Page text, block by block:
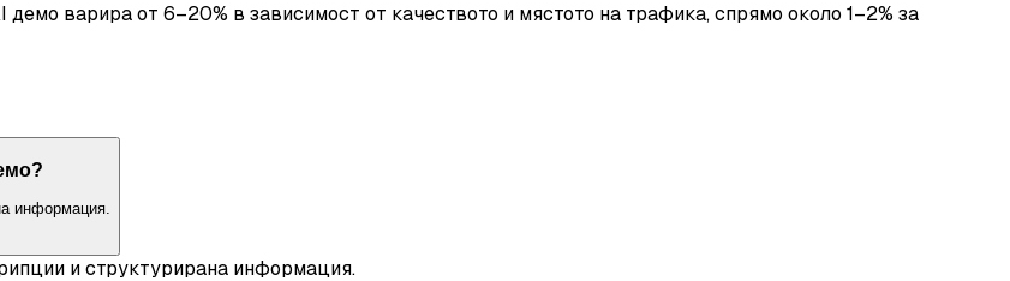
варира от 6–20% в зависимост от качеството и мястото на трафика, спрямо около 1–2% за
информация.
и структурирана информация.